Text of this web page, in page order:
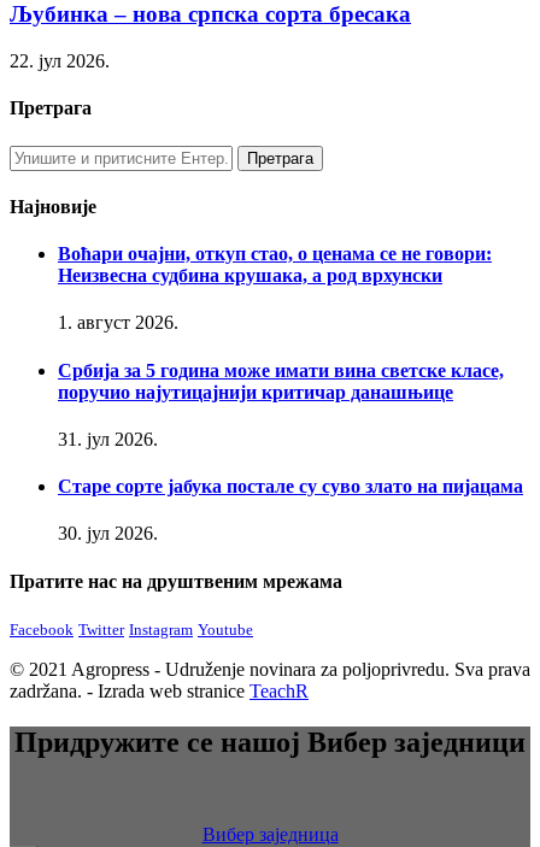
Љубинка – нова српска сорта бресака
22. јул 2026.
Претрага
Најновије
Воћари очајни, откуп стао, о ценама се не говори:
Неизвесна судбина крушака, а род врхунски
1. август 2026.
Србија за 5 година може имати вина светске класе,
поручио најутицајнији критичар данашњице
31. јул 2026.
Старе сорте јабука постале су суво злато на пијацама
30. јул 2026.
Пратите нас на друштвеним мрежама
Facebook Twitter Instagram Youtube
© 2021 Agropress - Udruženje novinara za poljoprivredu. Sva prava
zadržana. - Izrada web stranice TeachR
Придружите се нашој Вибер заједници
Вибер заједница